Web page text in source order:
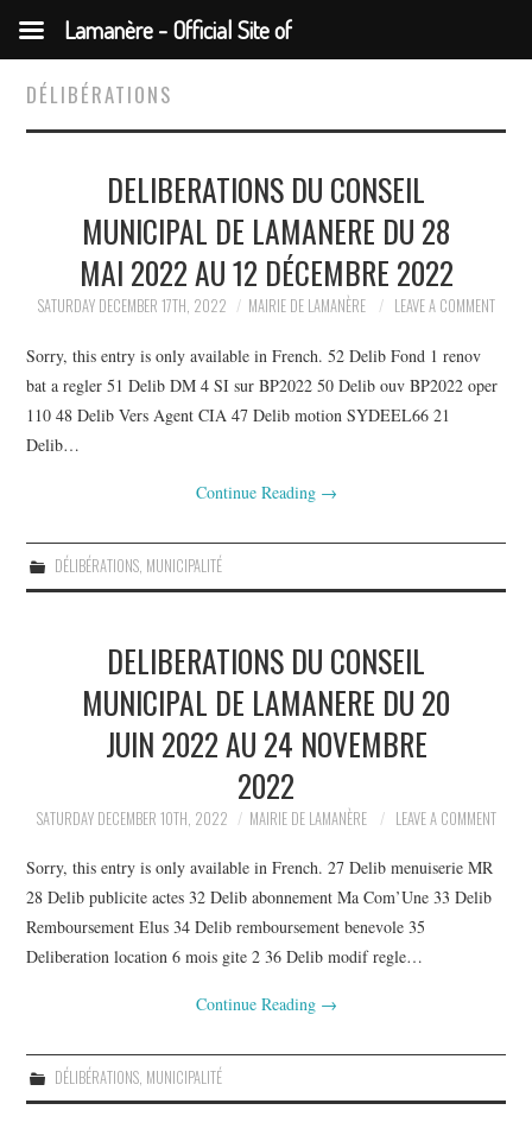
DÉLIBÉRATIONS
DELIBERATIONS DU CONSEIL
MUNICIPAL DE LAMANERE DU 28
MAI 2022 AU 12 DÉCEMBRE 2022
SATURDAY DECEMBER 17TH, 2022 MAIRIE DE LAMANÈRE LEAVE A COMMENT
Sorry, this entry is only available in French. 52 Delib Fond 1 renov
bat a regler 51 Delib DM 4 SI sur BP2022 50 Delib ouv BP2022 oper
110 48 Delib Vers Agent CIA 47 Delib motion SYDEEL66 21
Delib…
Continue Reading →
DÉLIBÉRATIONS, MUNICIPALITÉ
DELIBERATIONS DU CONSEIL
MUNICIPAL DE LAMANERE DU 20
JUIN 2022 AU 24 NOVEMBRE
2022
SATURDAY DECEMBER 10TH, 2022 MAIRIE DE LAMANÈRE LEAVE A COMMENT
Sorry, this entry is only available in French. 27 Delib menuiserie MR
28 Delib publicite actes 32 Delib abonnement Ma Com’Une 33 Delib
Remboursement Elus 34 Delib remboursement benevole 35
Deliberation location 6 mois gite 2 36 Delib modif regle…
Continue Reading →
DÉLIBÉRATIONS, MUNICIPALITÉ
Lamanère - Official Site of
the Municipality